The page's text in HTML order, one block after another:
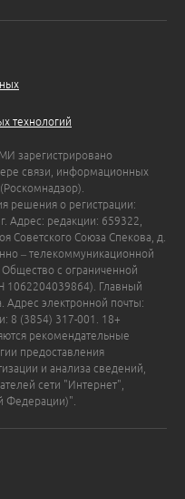
технологий
зарегистрировано
связи, информационных
решения о регистрации:
Адрес: редакции: 659322,
Советского Союза Спекова, д.
– телекоммуникационной
Общество с ограниченной
1062204039864). Главный
Адрес электронной почты:
8 (3854) 317-001. 18+
рекомендательные
предоставления
и анализа сведений,
сети "Интернет",
Федерации)".